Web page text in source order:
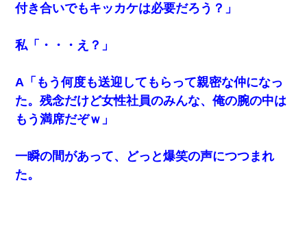
スマホを与えられて、中学卒業する頃にはすっかり女叩き
葉を受けた
【身体で払わせて】女友達「ごめん、何も言わずにお金貸
してください……」俺「いいよ！いくら？」女友達「10万
ざく。→思わず手を叩いて振り払ったら…
付き合いでもキッカケは必要だろう？」
私「・・・え？」
A「もう何度も送迎してもらって親密な仲になっ
た。残念だけど女性社員のみんな、俺の腕の中は
もう満席だぞｗ」
一瞬の間があって、どっと爆笑の声につつまれ
た。